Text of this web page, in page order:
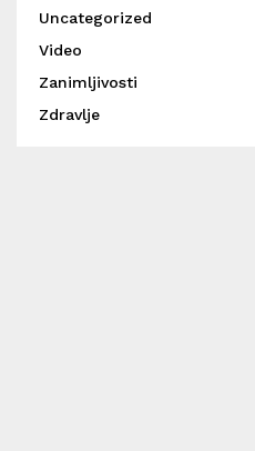
Uncategorized
Video
Zanimljivosti
Zdravlje